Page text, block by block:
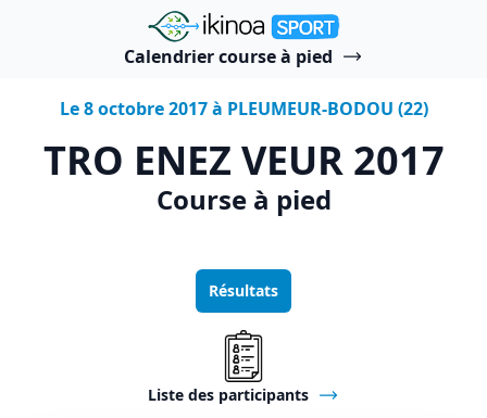
"Ikinoa Sport"
Calendrier course à pied
Le 8 octobre 2017 à PLEUMEUR-BODOU (22)
TRO ENEZ VEUR 2017
Course à pied
Résultats
Liste des participants